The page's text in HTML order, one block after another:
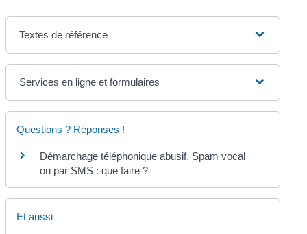
Textes de référence
Services en ligne et formulaires
Questions ? Réponses !
Démarchage téléphonique abusif, Spam vocal
ou par SMS : que faire ?
Et aussi